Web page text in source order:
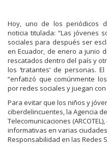
Hoy, uno de los periódicos
noticia titulada: “Las jóvenes
sociales para después ser
en Ecuador, de enero a junio
rescatados dentro del país y
los ‘tratantes’ de personas.
“enfatizó que comúnmente
por redes sociales y juegan
Para evitar que los niños y
ciberdelincuentes, la Agencia
Telecomunicaciones
informativas en varias
Responsabilidad en las Redes